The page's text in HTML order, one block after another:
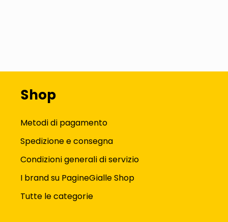
Shop
Metodi di pagamento
Spedizione e consegna
Condizioni generali di servizio
I brand su PagineGialle Shop
Tutte le categorie